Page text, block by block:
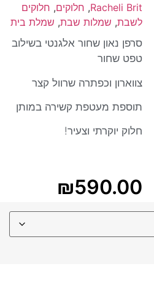
Racheli Brit
, חלוקים, חלוקים
לשבת, שמלות שבת, שמלת בית
סרפן נאון שחור אלגנטי בשילוב
טפט שחור
צווארון וכפתרה שרוול קצר
תוספת מעטפת קשירה במותן
חלוק יוקרתי וצעיר!
₪590.00